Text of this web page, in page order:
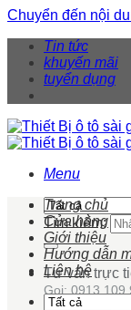
Chuyển đến nội
Tin tức
khuyến mãi
tuyển dụng
Menu
Tìm kiếm:
Tư vấn trực
Gọi: 0913 109
Trang chủ
Cửa hàng
Giới thiệu
Hướng dẫn
Liên hệ